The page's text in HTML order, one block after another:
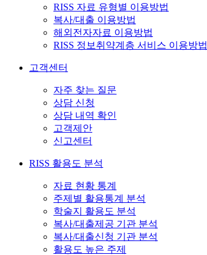
RISS 자료 유형별 이용방법
복사/대출 이용방법
해외전자자료 이용방법
RISS 정보취약계층 서비스 이용방법
고객센터
자주 찾는 질문
상담 신청
상담 내역 확인
고객제안
신고센터
RISS 활용도 분석
자료 현황 통계
주제별 활용통계 분석
학술지 활용도 분석
복사/대출제공 기관 분석
복사/대출신청 기관 분석
활용도 높은 주제